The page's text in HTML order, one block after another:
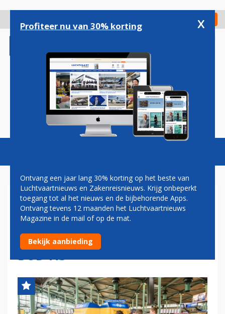
gaan
Check in
Magazine Podcasts Vacatures
FNV SPOOR: VRIJDAG
VOORALSNOG GEEN TREINEN
NAAR SCHIPHOL, ONDANKS
BOD NS
Profiteer nu van 30% korting x
Ontvang een jaar lang 30% korting op het beste van
Luchtvaartnieuws en Zakenreisnieuws. Krijg onbeperkt
toegang tot al het nieuws en de bijbehorende Apps.
Ontvang tevens 12 maanden het Luchtvaartnieuws
Magazine in de mail of op de mat.
Bekijk aanbieding